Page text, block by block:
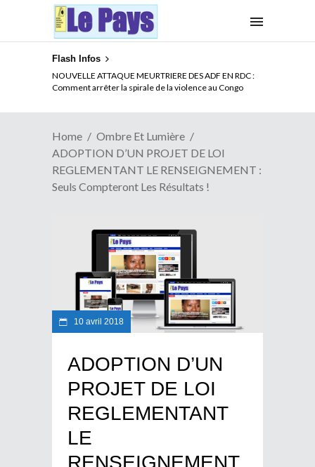
Flash Infos
LA CITE SANS VERTU
Home
Ombre Et Lumière
ADOPTION D’UN PROJET DE LOI
REGLEMENTANT LE RENSEIGNEMENT :
Seuls Compteront Les Résultats !
10 avril 2018
ADOPTION D’UN
PROJET DE LOI
REGLEMENTANT
LE
RENSEIGNEMENT